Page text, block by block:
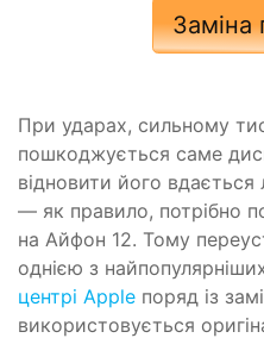
Заміна
При ударах, сильному
пошкоджується саме
відновити його
— як правило, потрібно
на Айфон 12. Тому
однією з
центрі Apple поряд із
використовується